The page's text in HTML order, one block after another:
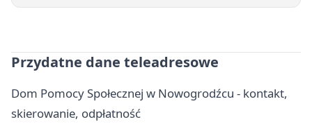
Przydatne dane teleadresowe
Dom Pomocy Społecznej w Nowogrodźcu - kontakt,
skierowanie, odpłatność